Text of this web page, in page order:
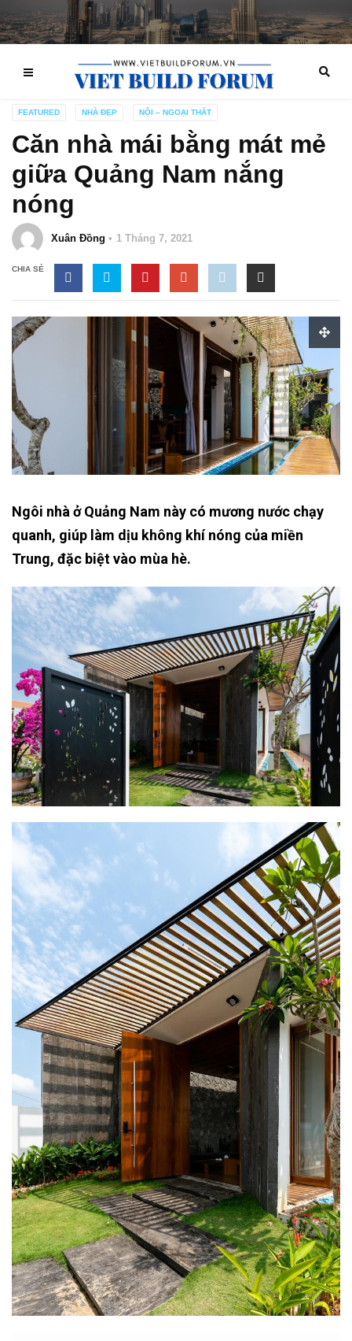
FEATURED NHÀ ĐẸP NỘI – NGOẠI THẤT
Căn nhà mái bằng mát mẻ
giữa Quảng Nam nắng
nóng
Xuân Đồng 1 Tháng 7, 2021
CHIA SẺ
Ngôi nhà ở Quảng Nam này có mương nước chạy
quanh, giúp làm dịu không khí nóng của miền
Trung, đặc biệt vào mùa hè.